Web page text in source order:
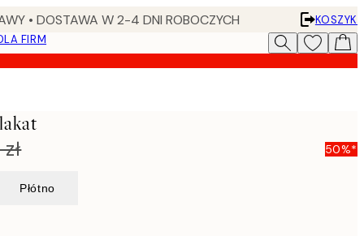
• DOSTAWA W 2-4 DNI ROBOCZYCH
KOSZYK
FIRM
50%*
Płótno